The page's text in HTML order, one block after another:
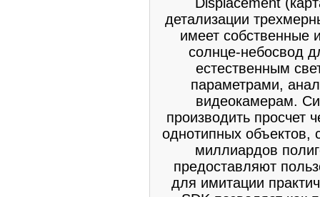
детализации
имеет собственные
солнце-небосвод
естественным
параметрами,
видеокамерам.
производить просчет
однотипных объектов,
миллиардов
предоставляют
для имитации